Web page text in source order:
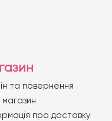
та повернення
про доставку